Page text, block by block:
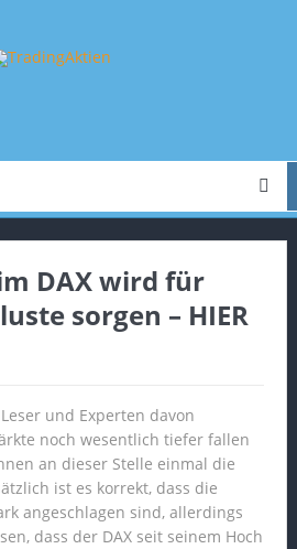
DAX wird für
sorgen – HIER
und Experten davon
noch wesentlich tiefer fallen
an dieser Stelle einmal die
ist es korrekt, dass die
angeschlagen sind, allerdings
dass der DAX seit seinem Hoch